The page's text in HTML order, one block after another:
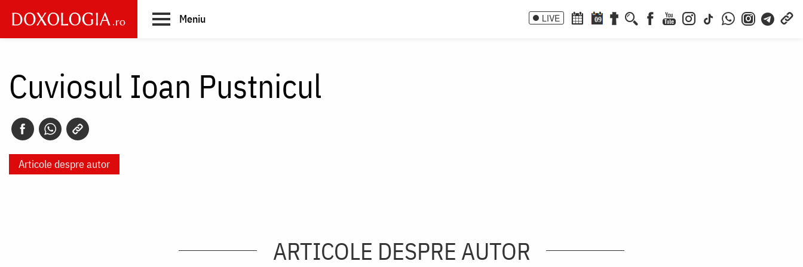
main
Meniu LIVE 09
Cuviosul Ioan Pustnicul
Articole despre autor
ARTICOLE DESPRE AUTOR